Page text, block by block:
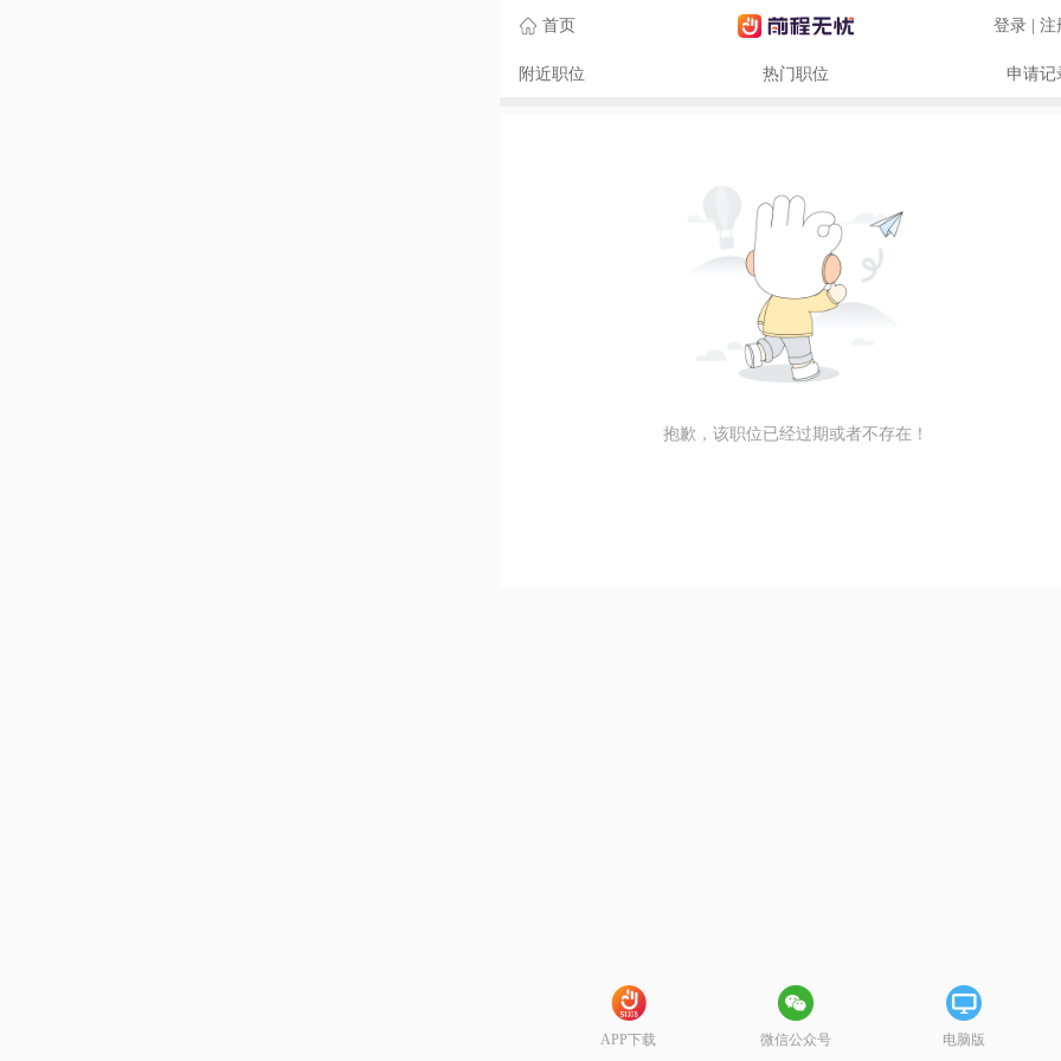
首页 登录 | 注
附近职位 热门职位 申请记
抱歉，该职位已经过期或者不存在！
APP下载 微信公众号 电脑版